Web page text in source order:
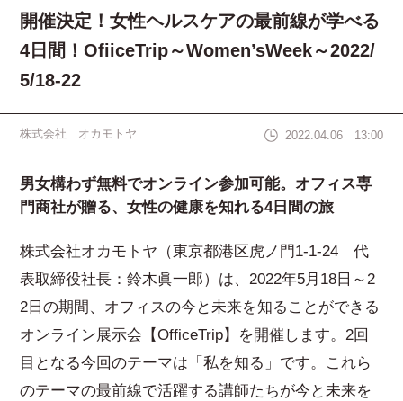
開催決定！女性ヘルスケアの最前線が学べる
4日間！OfiiceTrip～Women’sWeek～2022/
5/18-22
株式会社 オカモトヤ 2022.04.06 13:00
男女構わず無料でオンライン参加可能。オフィス専
門商社が贈る、女性の健康を知れる4日間の旅
株式会社オカモトヤ（東京都港区虎ノ門1-1-24 代
表取締役社長：鈴木眞一郎）は、2022年5月18日～2
2日の期間、オフィスの今と未来を知ることができる
オンライン展示会【OfficeTrip】を開催します。2回
目となる今回のテーマは「私を知る」です。これら
のテーマの最前線で活躍する講師たちが今と未来を